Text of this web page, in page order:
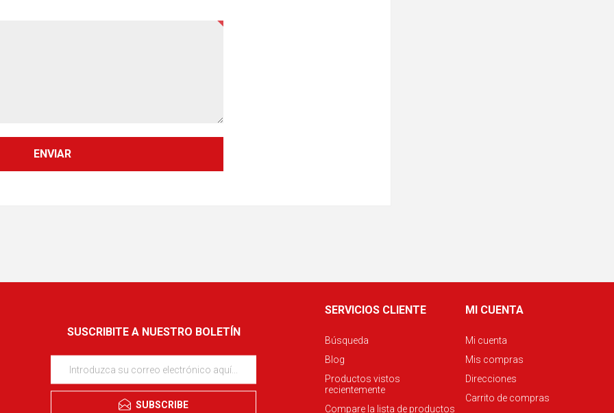
SUSCRIBITE A NUESTRO BOLETÍN
SUBSCRIBE
SERVICIOS CLIENTE
Búsqueda
Blog
Productos vistos
recientemente
Compare la lista de productos
MI CUENTA
Mi cuenta
Mis compras
Direcciones
Carrito de compras